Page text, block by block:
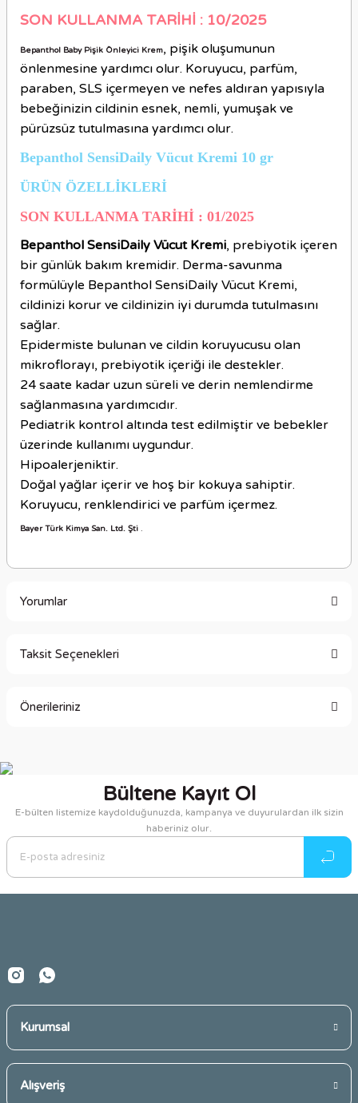
SON KULLANMA TARİHİ : 10/2025
Bepanthol Baby Pişik Önleyici Krem, pişik oluşumunun
önlenmesine yardımcı olur. Koruyucu, parfüm,
paraben, SLS içermeyen ve nefes aldıran yapısıyla
bebeğinizin cildinin esnek, nemli, yumuşak ve
pürüzsüz tutulmasına yardımcı olur.
Bepanthol SensiDaily Vücut Kremi 10 gr
ÜRÜN ÖZELLİKLERİ
SON KULLANMA TARİHİ : 01/2025
Bepanthol SensiDaily Vücut Kremi, prebiyotik içeren
bir günlük bakım kremidir. Derma-savunma
formülüyle Bepanthol SensiDaily Vücut Kremi,
cildinizi korur ve cildinizin iyi durumda tutulmasını
sağlar.
Epidermiste bulunan ve cildin koruyucusu olan
mikroflorayı, prebiyotik içeriği ile destekler.
24 saate kadar uzun süreli ve derin nemlendirme
sağlanmasına yardımcıdır.
Pediatrik kontrol altında test edilmiştir ve bebekler
üzerinde kullanımı uygundur.
Hipoalerjeniktir.
Doğal yağlar içerir ve hoş bir kokuya sahiptir.
Koruyucu, renklendirici ve parfüm içermez.
Bayer Türk Kimya San. Ltd. Şti .
Yorumlar
Taksit Seçenekleri
Önerileriniz
Görüş ve önerileriniz için teşekkür ederiz.
Ürün resmi kalitesiz, bozuk veya görüntülenemiyor.
Ürün açıklamasında eksik bilgiler bulunuyor.
Ürün bilgilerinde hatalar bulunuyor.
Bültene Kayıt Ol
E-bülten listemize kaydolduğunuzda, kampanya ve duyurulardan ilk sizin
haberiniz olur.
Kurumsal
Alışveriş